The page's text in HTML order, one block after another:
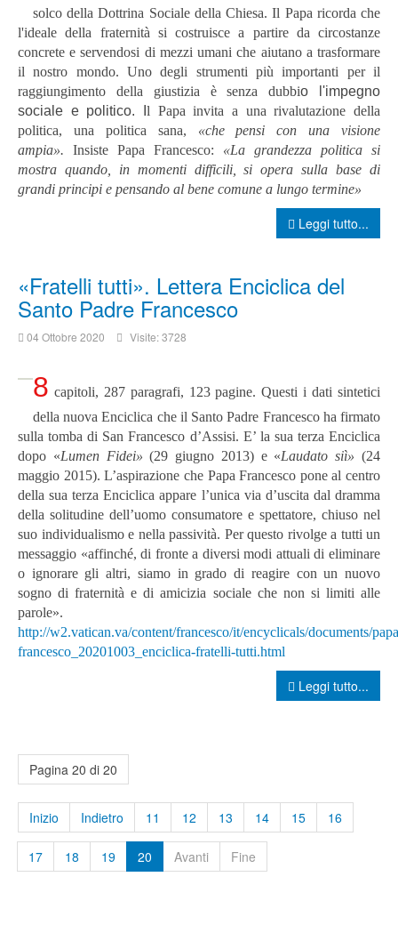
solco della Dottrina Sociale della Chiesa. Il Papa ricorda che
l'ideale della fraternità si costruisce a partire da circostanze
concrete e servendosi di mezzi umani che aiutano a trasformare
il nostro mondo. Uno degli strumenti più importanti per il
raggiungimento della giustizia è senza dubbio l'impegno
sociale e politico. I l Papa invita a una rivalutazione della
politica, una politica sana, «che pensi con una visione
ampia». Insiste Papa Francesco: «La grandezza politica si
mostra quando, in momenti difficili, si opera sulla base di
grandi principi e pensando al bene comune a lungo termine»
Leggi tutto...
«Fratelli tutti». Lettera Enciclica del
Santo Padre Francesco
04 Ottobre 2020 Visite: 3728
8 capitoli, 287 paragrafi, 123 pagine. Questi i dati sintetici
della nuova Enciclica che il Santo Padre Francesco ha firmato
sulla tomba di San Francesco d’Assisi. E’ la sua terza Enciclica
dopo «Lumen Fidei»(29 giugno 2013) e «Laudato siì»(24
maggio 2015). L’aspirazione che Papa Francesco pone al centro
della sua terza Enciclica appare l’unica via d’uscita dal dramma
della solitudine dell’uomo consumatore e spettatore, chiuso nel
suo individualismo e nella passività. Per questo rivolge a tutti un
messaggio «affinché, di fronte a diversi modi attuali di eliminare
o ignorare gli altri, siamo in grado di reagire con un nuovo
sogno di fraternità e di amicizia sociale che non si limiti alle
parole».
http://w2.vatican.va/content/francesco/it/encyclicals/documents/
francesco_20201003_enciclica-fratelli-tutti.html
Leggi tutto...
Pagina 20 di 20
Inizio Indietro 11 12 13 14 15 16
17 18 19 20 Avanti Fine